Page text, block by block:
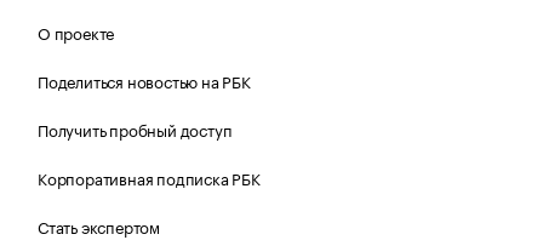
О проекте
Поделиться новостью на РБК
Получить пробный доступ
Корпоративная подписка РБК
Стать экспертом